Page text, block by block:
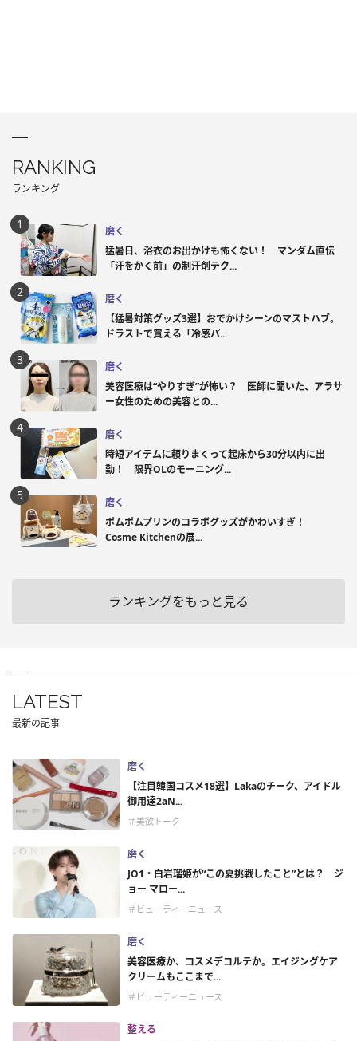
RANKING
ランキング
磨く
猛暑日、浴衣のお出かけも怖くない！ マンダム直伝
「汗をかく前」の制汗剤テク...
磨く
【猛暑対策グッズ3選】おでかけシーンのマストハブ。
ドラストで買える「冷感パ...
磨く
美容医療は“やりすぎ”が怖い？ 医師に聞いた、アラサ
ー女性のための美容との...
磨く
時短アイテムに頼りまくって起床から30分以内に出
勤！ 限界OLのモーニング...
磨く
ポムポムプリンのコラボグッズがかわいすぎ！
Cosme Kitchenの展...
ランキングをもっと見る
LATEST
最新の記事
磨く
【注目韓国コスメ18選】Lakaのチーク、アイドル
御用達2aN...
＃美欲トーク
磨く
JO1・白岩瑠姫が“この夏挑戦したこと”とは？ ジ
ョー マロー...
＃ビューティーニュース
磨く
美容医療か、コスメデコルテか。エイジングケア
クリームもここまで...
＃ビューティーニュース
整える